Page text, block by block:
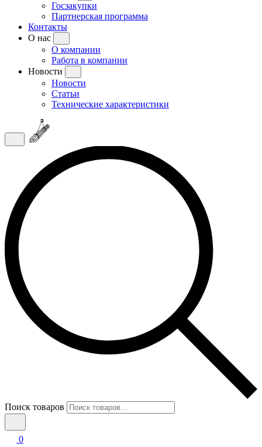
Госзакупки
Партнерская программа
Контакты
О нас
О компании
Работа в компании
Новости
Новости
Статьи
Технические характеристики
Поиск товаров
0